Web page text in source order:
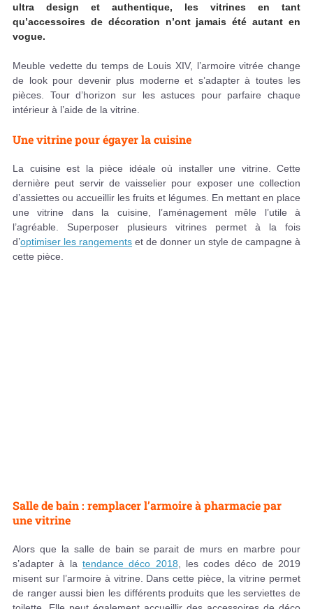
ultra design et authentique, les vitrines en tant
qu’accessoires de décoration n’ont jamais été autant en
vogue.
Meuble vedette du temps de Louis XIV, l’armoire vitrée change
de look pour devenir plus moderne et s’adapter à toutes les
pièces. Tour d’horizon sur les astuces pour parfaire chaque
intérieur à l’aide de la vitrine.
Une vitrine pour égayer la cuisine
La cuisine est la pièce idéale où installer une vitrine. Cette
dernière peut servir de vaisselier pour exposer une collection
d’assiettes ou accueillir les fruits et légumes. En mettant en place
une vitrine dans la cuisine, l’aménagement mêle l’utile à
l’agréable. Superposer plusieurs vitrines permet à la fois
d’optimiser les rangements et de donner un style de campagne à
cette pièce.
Salle de bain : remplacer l’armoire à pharmacie par
une vitrine
Alors que la salle de bain se parait de murs en marbre pour
s’adapter à la tendance déco 2018 , les codes déco de 2019
misent sur l’armoire à vitrine. Dans cette pièce, la vitrine permet
de ranger aussi bien les différents produits que les serviettes de